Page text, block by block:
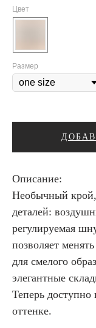
Цвет
Размер
Описание:
Необычный
деталей:
регулируемая
позволяет
для смелого
элегантные
Теперь
оттенке.